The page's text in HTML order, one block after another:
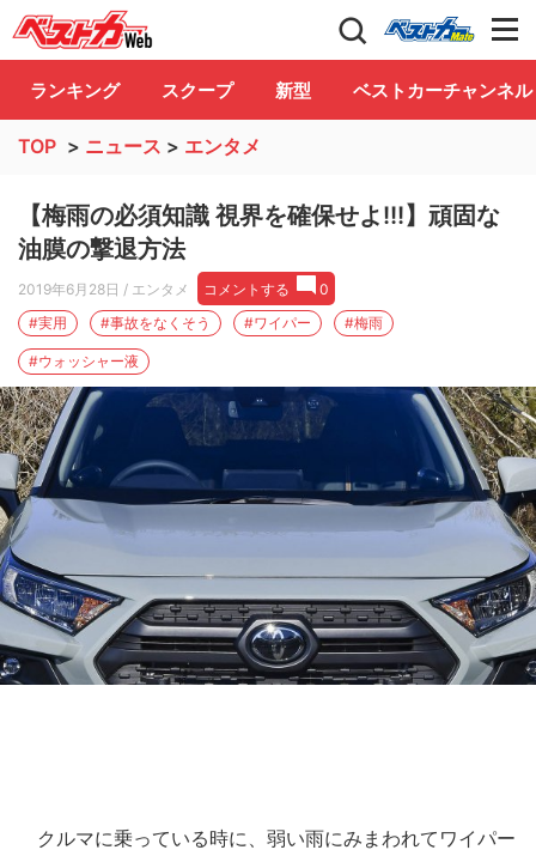
自動車情報誌「ベストカー」 Club
ランキング スクープ 新型 ベストカーチャンネル
TOP > ニュース > エンタメ
【梅雨の必須知識 視界を確保せよ!!!】頑固な
油膜の撃退方法
2019年6月28日 / エンタメ コメントする
0
#実用
#事故をなくそう #ワイパー #梅雨
#ウォッシャー液
クルマに乗っている時に、弱い雨にみまわれてワイパー